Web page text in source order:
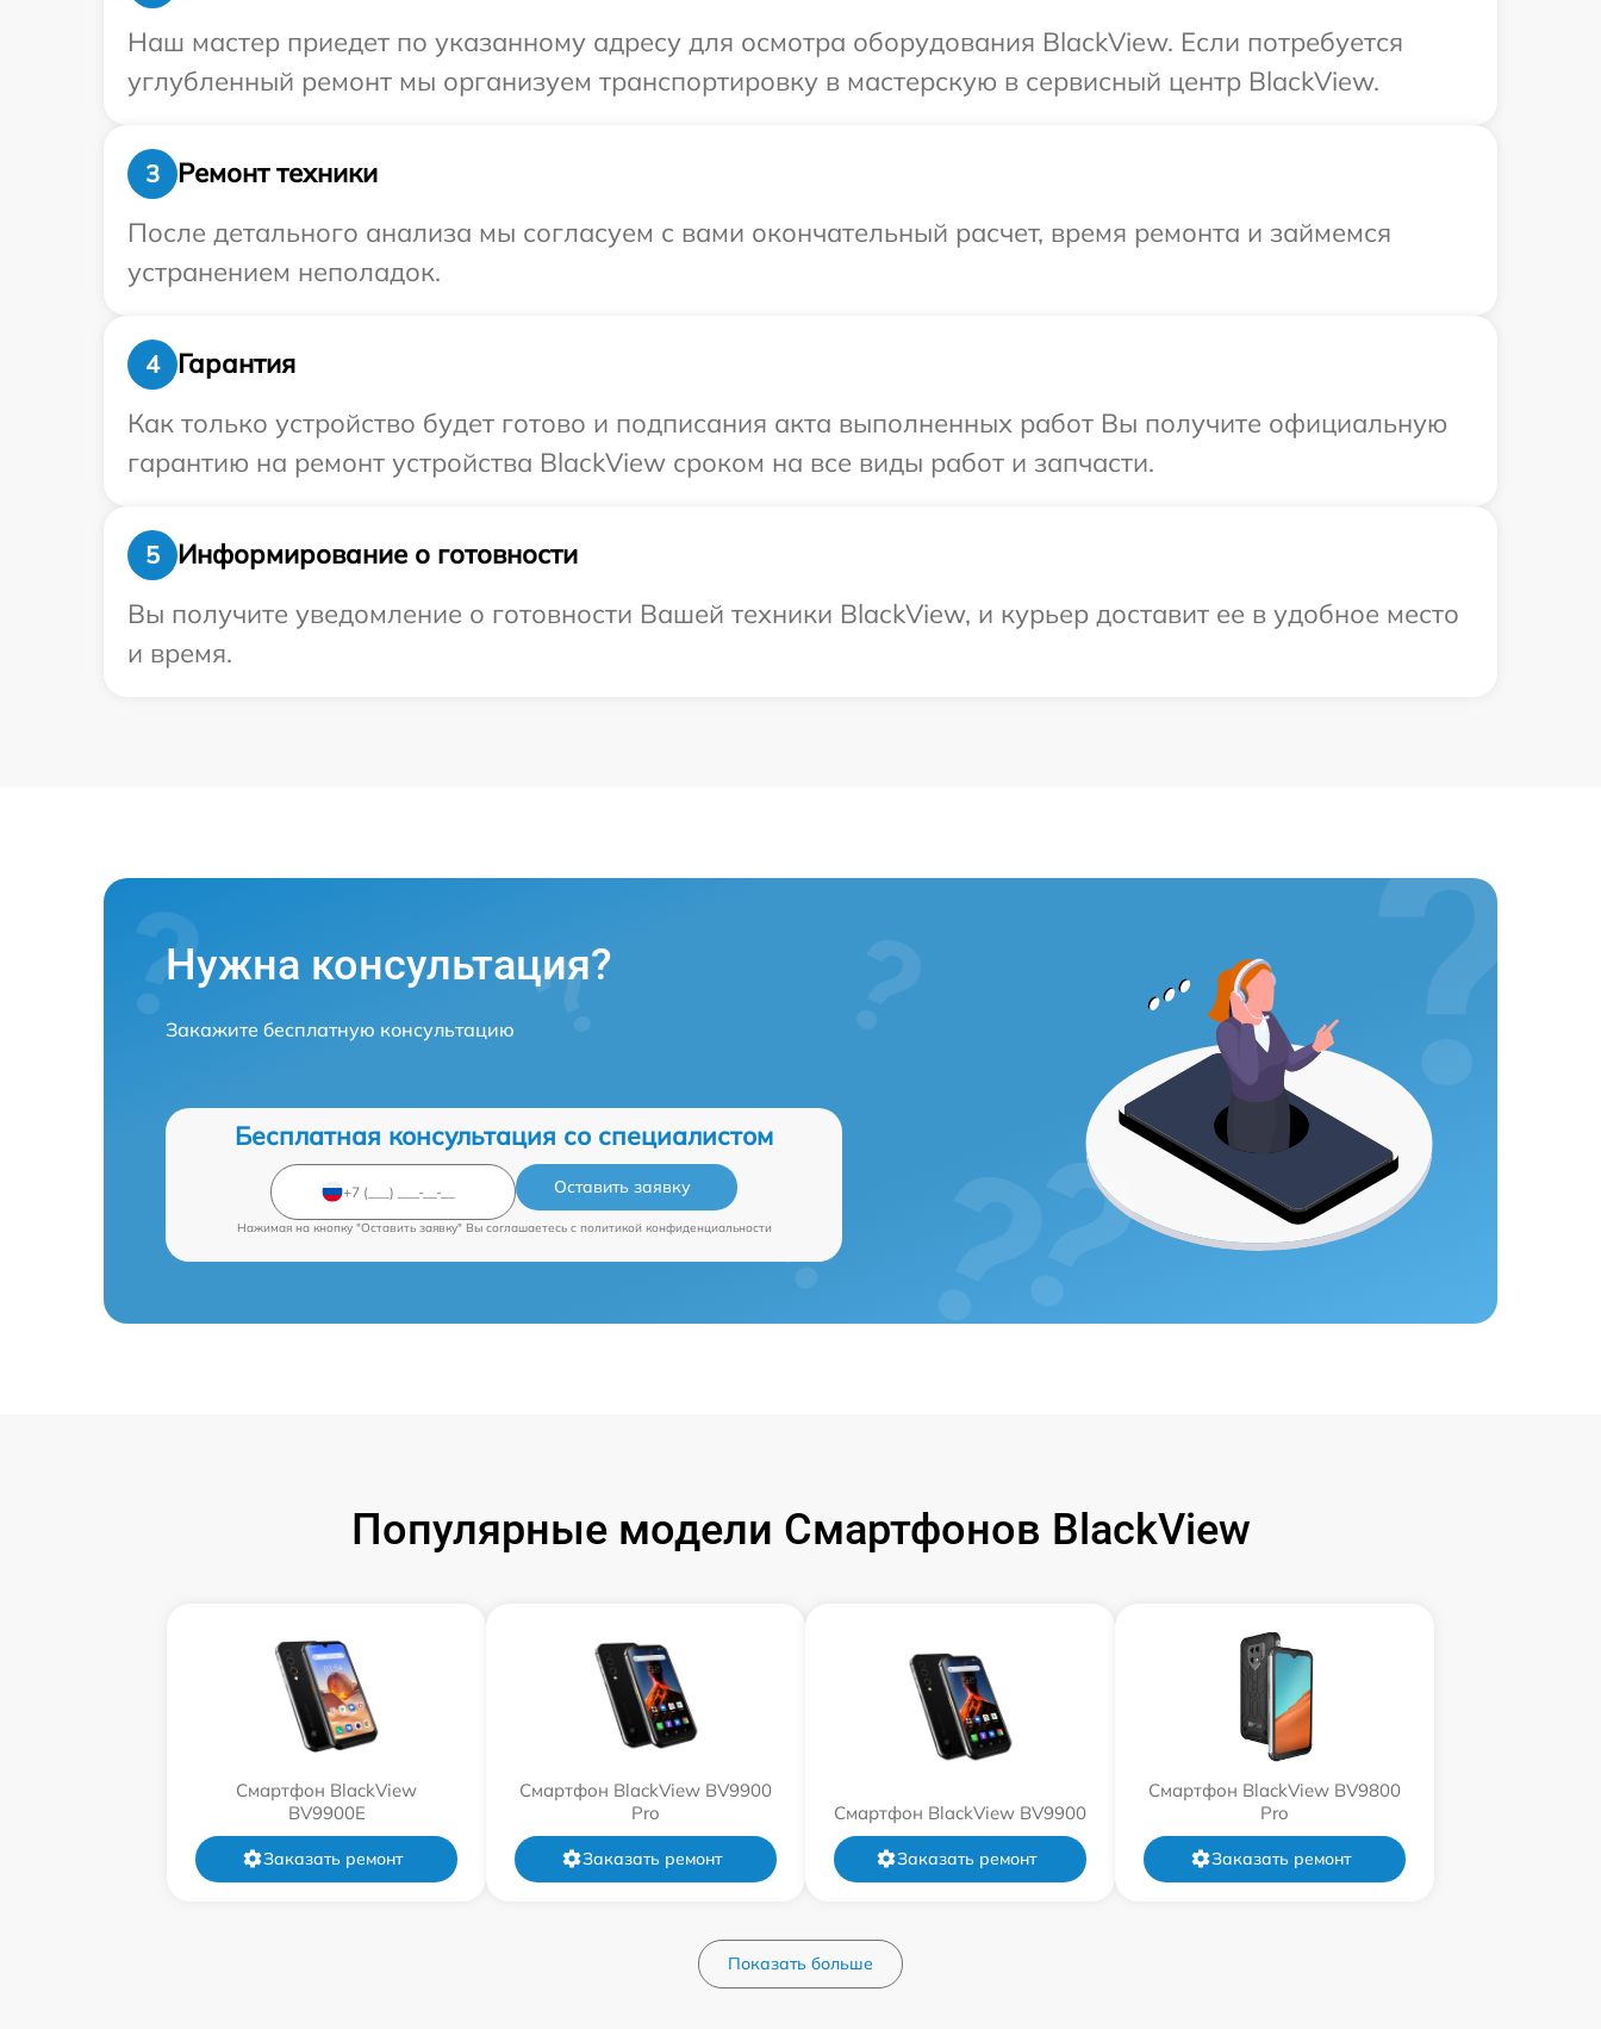
Наш мастер приедет по указанному адресу для осмотра оборудования BlackView. Если потребуется
углубленный ремонт мы организуем транспортировку в мастерскую в сервисный центр BlackView.
3
Ремонт техники
После детального анализа мы согласуем с вами окончательный расчет, время ремонта и займемся
устранением неполадок.
4
Гарантия
Как только устройство будет готово и подписания акта выполненных работ Вы получите официальную
гарантию на ремонт устройства BlackView сроком на все виды работ и запчасти.
5
Информирование о готовности
Вы получите уведомление о готовности Вашей техники BlackView, и курьер доставит ее в удобное место
и время.
Нужна консультация?
Закажите бесплатную консультацию
Бесплатная консультация со специалистом
Оставить заявку
Нажимая на кнопку "Оставить заявку" Вы соглашаетесь c политикой конфиденциальности
Популярные модели Смартфонов BlackView
Смартфон BlackView
BV9900E
Заказать ремонт
Смартфон BlackView BV9900
Pro
Заказать ремонт
Смартфон BlackView BV9900
Заказать ремонт
Смартфон BlackView BV9800
Pro
Заказать ремонт
Показать больше